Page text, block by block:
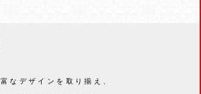
なデザインを取り揃え、